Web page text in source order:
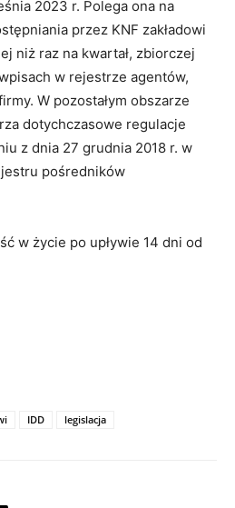
2023 r. Polega ona na
przez KNF zakładowi
niż raz na kwartał, zbiorczej
w rejestrze agentów,
W pozostałym obszarze
dotychczasowe regulacje
z dnia 27 grudnia 2018 r. w
pośredników
w życie po upływie 14 dni od
IDD legislacja